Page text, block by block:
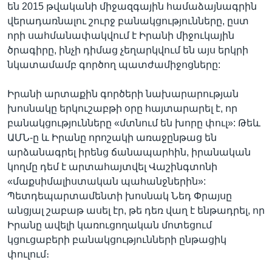
են 2015 թվականի միջազգային համաձայնագրին
վերադառնալու շուրջ բանակցությունները, ըստ
որի սահմանափակվում է Իրանի միջուկային
ծրագիրը, ինչի դիմաց չեղարկվում են այս երկրի
նկատամամբ գործող պատժամիջոցները:
Իրանի արտաքին գործերի նախարարության
խոսնակը երկուշաբթի օրը հայտարարել է, որ
բանակցությունները «մտնում են խորը փուլ»: Թեև
ԱՄՆ-ը և Իրանը որոշակի առաջընթաց են
արձանագրել իրենց ճանապարհին, իրանական
կողմը դեմ է արտահայտվել Վաշինգտոնի
«մաքսիմալիստական պահանջներին»:
Պետդեպարտամենտի խոսնակ Նեդ Փրայսը
անցյալ շաբաթ ասել էր, թե դեռ վաղ է ենթադրել, որ
Իրանը ավելի կառուցողական մոտեցում
կցուցաբերի բանակցությունների ընթացիկ
փուլում։